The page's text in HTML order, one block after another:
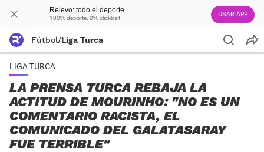
Relevo: todo el deporte
100% deporte. 0% clickbait USAR APP
Fútbol/Liga Turca
LIGA TURCA
LA PRENSA TURCA REBAJA LA
ACTITUD DE MOURINHO: "NO ES UN
COMENTARIO RACISTA, EL
COMUNICADO DEL GALATASARAY
FUE TERRIBLE"